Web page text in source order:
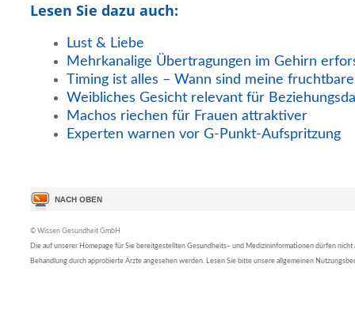
Lesen Sie dazu auch:
Lust & Liebe
Mehrkanalige Übertragungen im Gehirn
Timing ist alles – Wann sind meine
Weibliches Gesicht relevant für
Machos riechen für Frauen attraktiver
Experten warnen vor G-Punkt-Aufspritzung
© Wissen Gesundheit GmbH
Die auf unserer Homepage für Sie bereitgestellten Gesundheits– und Medizininformationen dürfen nicht
Behandlung durch approbierte Ärzte angesehen werden. Lesen Sie bitte unsere allgemeinen